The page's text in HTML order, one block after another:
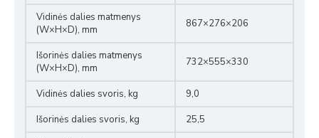
Vidinės dalies matmenys
(W×H×D), mm
867×276×206
Išorinės dalies matmenys
(W×H×D), mm
732×555×330
Vidinės dalies svoris, kg
9,0
Išorinės dalies svoris, kg
25,5